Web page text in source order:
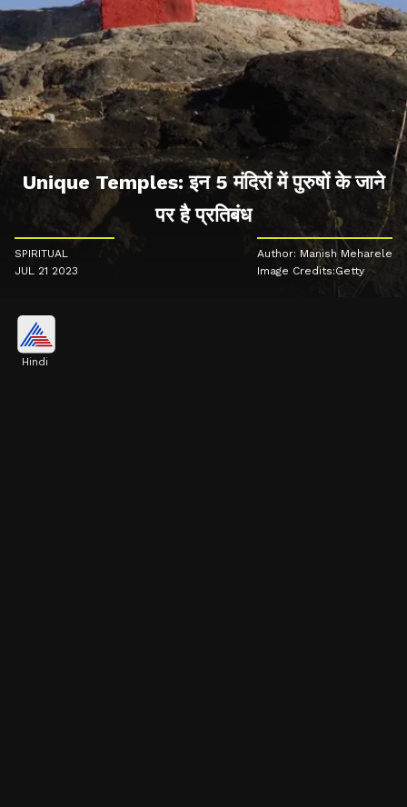
Unique Temples: इन 5 मंदिरों में पुरुषों के जाने
पर है प्रतिबंध
SPIRITUAL
JUL 21 2023
Author: Manish Meharele
Image Credits:Getty
Hindi